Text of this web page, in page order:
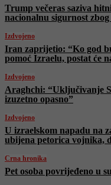
Trump večeras saziva
nacionalnu sigurnost
Izdvojeno
Iran zaprijetio: “Ko god
pomoć Izraelu, postat će
Izdvojeno
Araghchi: “Uključivanje
izuzetno opasno”
Izdvojeno
U izraelskom napadu na
ubijena petorica vojnika,
Crna hronika
Pet osoba povrijeđeno u